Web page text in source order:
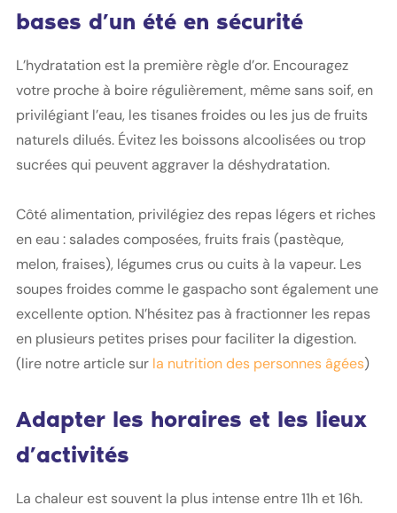
bases d’un été en sécurité
L’hydratation est la première règle d’or. Encouragez
votre proche à boire régulièrement, même sans soif, en
privilégiant l’eau, les tisanes froides ou les jus de fruits
naturels dilués. Évitez les boissons alcoolisées ou trop
sucrées qui peuvent aggraver la déshydratation.
Côté alimentation, privilégiez des repas légers et riches
en eau : salades composées, fruits frais (pastèque,
melon, fraises), légumes crus ou cuits à la vapeur. Les
soupes froides comme le gaspacho sont également une
excellente option. N’hésitez pas à fractionner les repas
en plusieurs petites prises pour faciliter la digestion.
(lire notre article sur la nutrition des personnes âgées)
Adapter les horaires et les lieux
d’activités
La chaleur est souvent la plus intense entre 11h et 16h.